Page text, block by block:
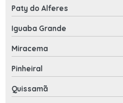
Paty do Alferes
Iguaba Grande
Miracema
Pinheiral
Quissamã